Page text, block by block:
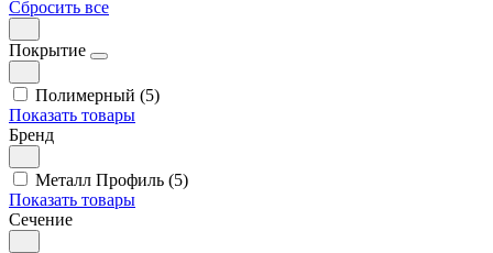
Сбросить все
Покрытие
Полимерный (5)
Показать товары
Бренд
Металл Профиль (5)
Показать товары
Сечение